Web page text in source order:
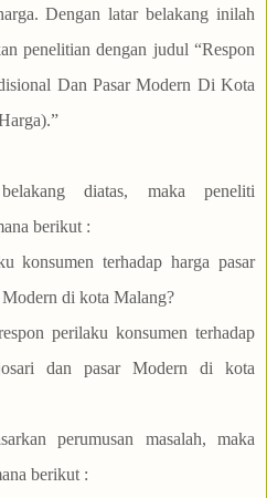
Dengan latar belakang inilah
penelitian dengan judul “Respon
Dan Pasar Modern Di Kota
diatas, maka peneliti
berikut :
konsumen terhadap harga pasar
di kota Malang?
perilaku konsumen terhadap
dan pasar Modern di kota
perumusan masalah, maka
berikut :